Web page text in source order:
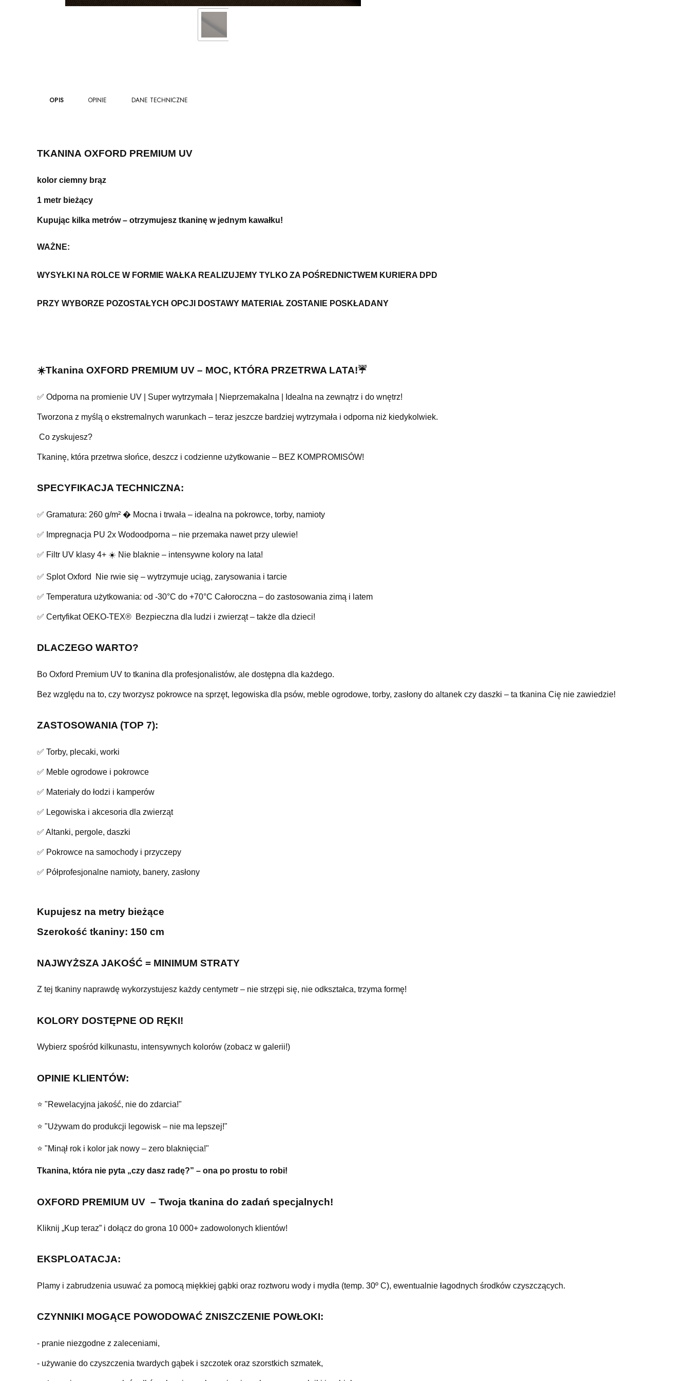
OPIS OPINIE DANE TECHNICZNE
TKANINA OXFORD PREMIUM UV
kolor ciemny brąz
1 metr bieżący
Kupując kilka metrów – otrzymujesz tkaninę w jednym kawałku!
WAŻNE:
WYSYŁKI NA ROLCE W FORMIE WAŁKA REALIZUJEMY TYLKO ZA POŚREDNICTWEM KURIERA DPD
PRZY WYBORZE POZOSTAŁYCH OPCJI DOSTAWY MATERIAŁ ZOSTANIE POSKŁADANY
☀️Tkanina OXFORD PREMIUM UV – MOC, KTÓRA PRZETRWA LATA!☔
✅ Odporna na promienie UV | Super wytrzymała | Nieprzemakalna | Idealna na zewnątrz i do wnętrz!
Tworzona z myślą o ekstremalnych warunkach – teraz jeszcze bardziej wytrzymała i odporna niż kiedykolwiek.
️ Co zyskujesz?
Tkaninę, która przetrwa słońce, deszcz i codzienne użytkowanie – BEZ KOMPROMISÓW!
SPECYFIKACJA TECHNICZNA:
✅ Gramatura: 260 g/m² � Mocna i trwała – idealna na pokrowce, torby, namioty
✅ Impregnacja PU 2x Wodoodporna – nie przemaka nawet przy ulewie!
✅ Filtr UV klasy 4+ ☀️ Nie blaknie – intensywne kolory na lata!
✅ Splot Oxford Nie rwie się – wytrzymuje uciąg, zarysowania i tarcie
✅ Temperatura użytkowania: od -30°C do +70°C Całoroczna – do zastosowania zimą i latem
✅ Certyfikat OEKO-TEX® Bezpieczna dla ludzi i zwierząt – także dla dzieci!
DLACZEGO WARTO?
Bo Oxford Premium UV to tkanina dla profesjonalistów, ale dostępna dla każdego.
Bez względu na to, czy tworzysz pokrowce na sprzęt, legowiska dla psów, meble ogrodowe, torby, zasłony do altanek czy daszki – ta tkanina Cię nie zawiedzie!
ZASTOSOWANIA (TOP 7):
✅ Torby, plecaki, worki
✅ Meble ogrodowe i pokrowce
✅ Materiały do łodzi i kamperów
✅ Legowiska i akcesoria dla zwierząt
✅ Altanki, pergole, daszki
✅ Pokrowce na samochody i przyczepy
✅ Półprofesjonalne namioty, banery, zasłony
Kupujesz na metry bieżące
Szerokość tkaniny: 150 cm
NAJWYŻSZA JAKOŚĆ = MINIMUM STRATY
Z tej tkaniny naprawdę wykorzystujesz każdy centymetr – nie strzępi się, nie odkształca, trzyma formę!
KOLORY DOSTĘPNE OD RĘKI!
Wybierz spośród kilkunastu, intensywnych kolorów (zobacz w galerii!)
OPINIE KLIENTÓW:
⭐ "Rewelacyjna jakość, nie do zdarcia!"
⭐ "Używam do produkcji legowisk – nie ma lepszej!"
⭐ "Minął rok i kolor jak nowy – zero blaknięcia!"
Tkanina, która nie pyta „czy dasz radę?” – ona po prostu to robi!
OXFORD PREMIUM UV – Twoja tkanina do zadań specjalnych!
Kliknij „Kup teraz” i dołącz do grona 10 000+ zadowolonych klientów!
EKSPLOATACJA:
Plamy i zabrudzenia usuwać za pomocą miękkiej gąbki oraz roztworu wody i mydła (temp. 30º C), ewentualnie łagodnych środków czyszczących.
CZYNNIKI MOGĄCE POWODOWAĆ ZNISZCZENIE POWŁOKI:
- pranie niezgodne z zaleceniami,
- używanie do czyszczenia twardych gąbek i szczotek oraz szorstkich szmatek,